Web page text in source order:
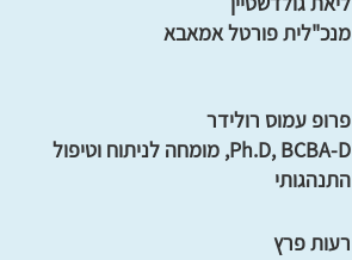
מנכ"לית פורטל אמאבא
פרופ עמוס רולידר
Ph.D, BCBA-D, מומחה לניתוח וטיפול
התנהגותי
רעות פרץ